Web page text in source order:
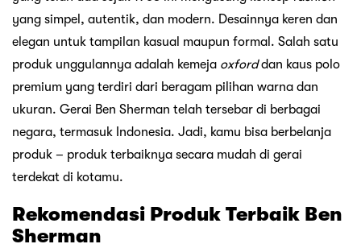
yang simpel, autentik, dan modern. Desainnya keren dan
elegan untuk tampilan kasual maupun formal. Salah satu
produk unggulannya adalah kemeja oxforddan kaus polo
premium yang terdiri dari beragam pilihan warna dan
ukuran. Gerai Ben Sherman telah tersebar di berbagai
negara, termasuk Indonesia. Jadi, kamu bisa berbelanja
produk – produk terbaiknya secara mudah di gerai
terdekat di kotamu.
Rekomendasi Produk Terbaik Ben
Sherman